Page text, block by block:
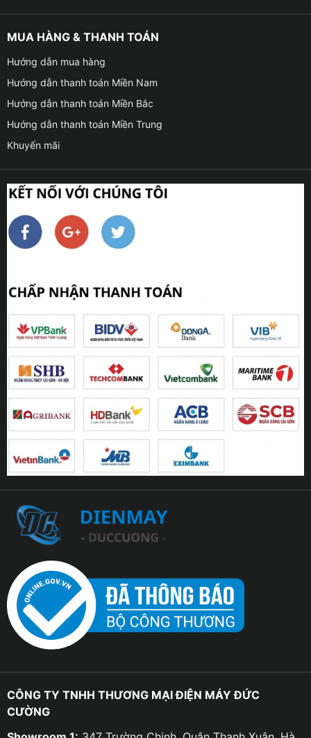
MUA HÀNG & THANH TOÁN
Hướng dẫn mua hàng
Hướng dẫn thanh toán Miền Nam
Hướng dẫn thanh toán Miền Bắc
Hướng dẫn thanh toán Miền Trung
Khuyến mãi
CÔNG TY TNHH THƯƠNG MẠI ĐIỆN MÁY ĐỨC
CƯỜNG